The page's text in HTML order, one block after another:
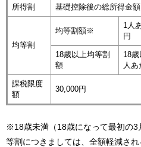
所得割
基礎控除後の総所得金
均等割
均等割額※
1人
円
18歳以上均等割
額
18歳
人
課税限度
額
30,000円
※18歳未満（18歳になって最初の3
等割につきましては、全額軽減され